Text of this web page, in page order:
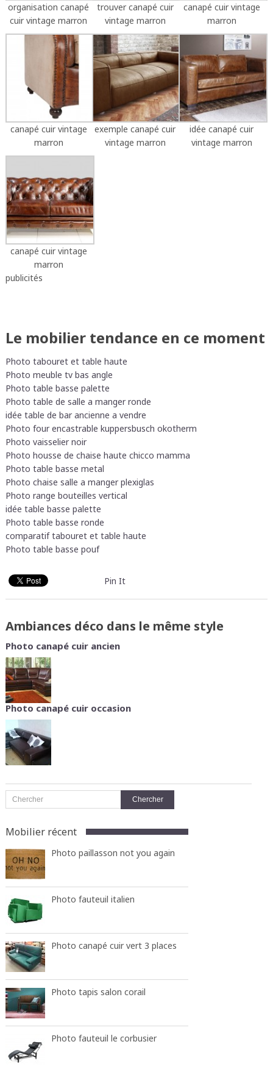
organisation canapé
cuir vintage marron
trouver canapé cuir
vintage marron
canapé cuir vintage
marron
canapé cuir vintage
marron
exemple canapé cuir
vintage marron
idée canapé cuir
vintage marron
canapé cuir vintage
marron
publicités
Le mobilier tendance en ce moment
Photo tabouret et table haute
Photo meuble tv bas angle
Photo table basse palette
Photo table de salle a manger ronde
idée table de bar ancienne a vendre
Photo four encastrable kuppersbusch okotherm
Photo vaisselier noir
Photo housse de chaise haute chicco mamma
Photo table basse metal
Photo chaise salle a manger plexiglas
Photo range bouteilles vertical
idée table basse palette
Photo table basse ronde
comparatif tabouret et table haute
Photo table basse pouf
Pin It
Ambiances déco dans le même style
Photo canapé cuir ancien
Photo canapé cuir occasion
Mobilier récent
Photo paillasson not you again
Photo fauteuil italien
Photo canapé cuir vert 3 places
Photo tapis salon corail
Photo fauteuil le corbusier